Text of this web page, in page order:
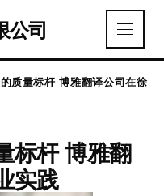
公司
质量标杆 博雅翻译公司在徐
标杆 博雅翻
实践